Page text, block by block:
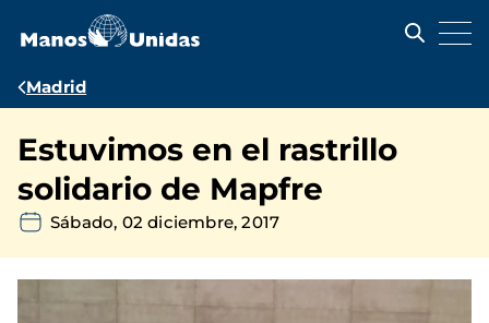
contenido
Ruta
navegación
Madrid
Estuvimos en el rastrillo
solidario de Mapfre
Sábado, 02 diciembre, 2017